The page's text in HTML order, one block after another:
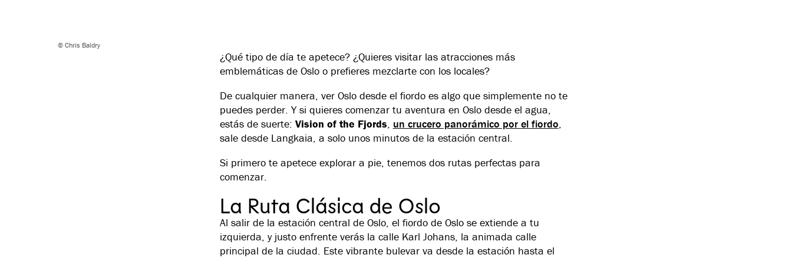
© Chris Baldry
¿Qué tipo de día te apetece? ¿Quieres visitar las atracciones más
emblemáticas de Oslo o prefieres mezclarte con los locales?
De cualquier manera, ver Oslo desde el fiordo es algo que simplemente no te
puedes perder. Y si quieres comenzar tu aventura en Oslo desde el agua,
estás de suerte: Vision of the Fjords, un crucero panorámico por el fiordo,
sale desde Langkaia, a solo unos minutos de la estación central.
Si primero te apetece explorar a pie, tenemos dos rutas perfectas para
comenzar.
La Ruta Clásica de Oslo
Al salir de la estación central de Oslo, el fiordo de Oslo se extiende a tu
izquierda, y justo enfrente verás la calle Karl Johans, la animada calle
principal de la ciudad. Este vibrante bulevar va desde la estación hasta el